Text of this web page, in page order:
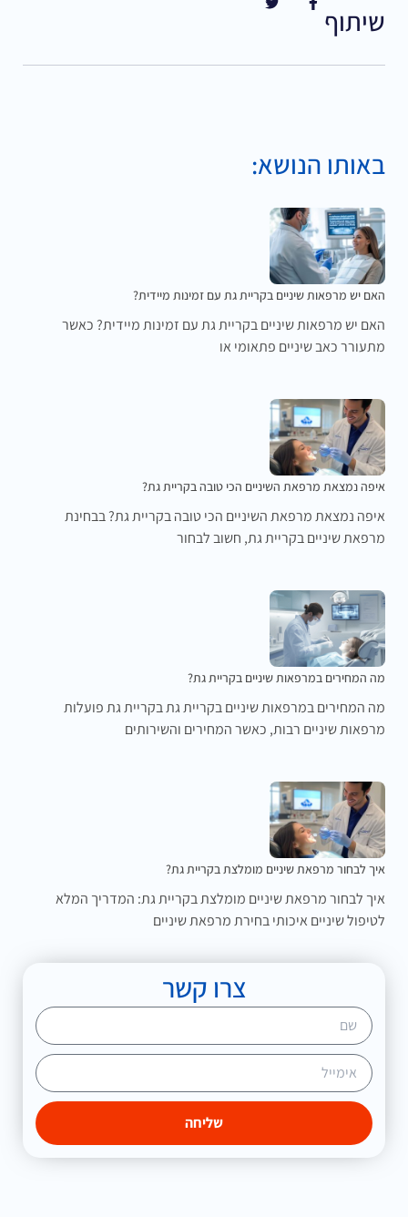
שיתוף
באותו הנושא:
האם יש מרפאות שיניים בקריית גת עם זמינות מיידית?
האם יש מרפאות שיניים בקריית גת עם זמינות מיידית? כאשר
מתעורר כאב שיניים פתאומי או
איפה נמצאת מרפאת השיניים הכי טובה בקריית גת?
איפה נמצאת מרפאת השיניים הכי טובה בקריית גת? בבחינת
מרפאת שיניים בקריית גת, חשוב לבחור
מה המחירים במרפאות שיניים בקריית גת?
מה המחירים במרפאות שיניים בקריית גת בקריית גת פועלות
מרפאות שיניים רבות, כאשר המחירים והשירותים
איך לבחור מרפאת שיניים מומלצת בקריית גת?
איך לבחור מרפאת שיניים מומלצת בקריית גת: המדריך המלא
לטיפול שיניים איכותי בחירת מרפאת שיניים
צרו קשר
שליחה